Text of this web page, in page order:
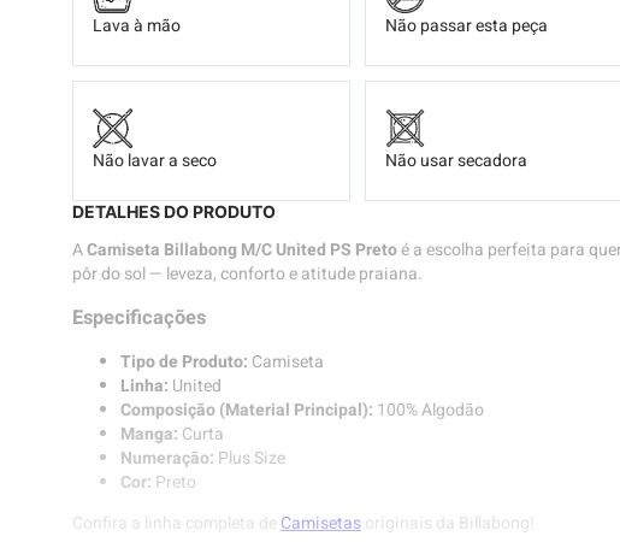
Lava à mão Não passar esta peça
Não lavar a seco Não usar secadora
DETALHES DO PRODUTO
ACamiseta Billabong M/C United PS Pretoé a escolha perfeita para
pôr do sol — leveza, conforto e atitude praiana.
Especificações
Tipo de Produto: Camiseta
Linha: United
Composição (Material Principal): 100% Algodão
Manga: Curta
Numeração: Plus Size
Cor: Preto
Confira a linha completa deCamisetasoriginais da Billabong!